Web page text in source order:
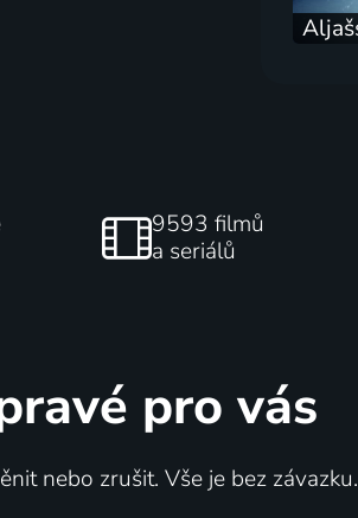
9593 filmů
a seriálů
pro vás
nebo zrušit. Vše je bez závazku.